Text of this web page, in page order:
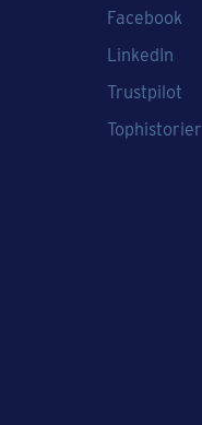
Facebook
LinkedIn
Trustpilot
Tophistorier